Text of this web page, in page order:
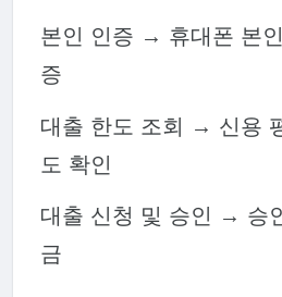
본인 인증 → 휴대폰 본
증
대출 한도 조회 → 신용
도 확인
대출 신청 및 승인 → 승
금